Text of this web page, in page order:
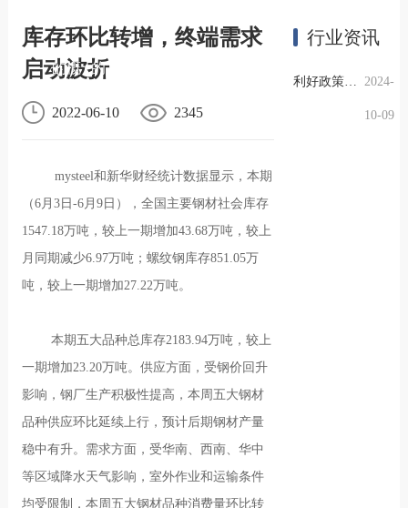
的概
况
的文
化
库存环比转增，终端需求
启动波折
2022-06-10 2345
mysteel和新华财经统计数据显示，本期
（6月3日-6月9日），全国主要钢材社会库存
1547.18万吨，较上一期增加43.68万吨，较上
月同期减少6.97万吨；螺纹钢库存851.05万
吨，较上一期增加27.22万吨。
本期五大品种总库存2183.94万吨，较上
一期增加23.20万吨。供应方面，受钢价回升
影响，钢厂生产积极性提高，本周五大钢材
品种供应环比延续上行，预计后期钢材产量
稳中有升。需求方面，受华南、西南、华中
等区域降水天气影响，室外作业和运输条件
均受限制，本周五大钢材品种消费量环比转
行业资讯
利好政策提振钢市信心，四季度行业需求或小幅上升 2024-
10-09